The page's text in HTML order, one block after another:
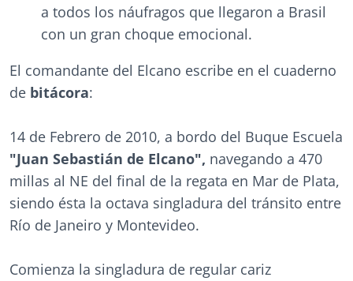
a todos los náufragos que llegaron a Brasil
con un gran choque emocional.
El comandante del Elcano escribe en el cuaderno
de bitácora:
14 de Febrero de 2010, a bordo del Buque Escuela
"Juan Sebastián de Elcano", navegando a 470
millas al NE del final de la regata en Mar de Plata,
siendo ésta la octava singladura del tránsito entre
Río de Janeiro y Montevideo.
Comienza la singladura de regular cariz